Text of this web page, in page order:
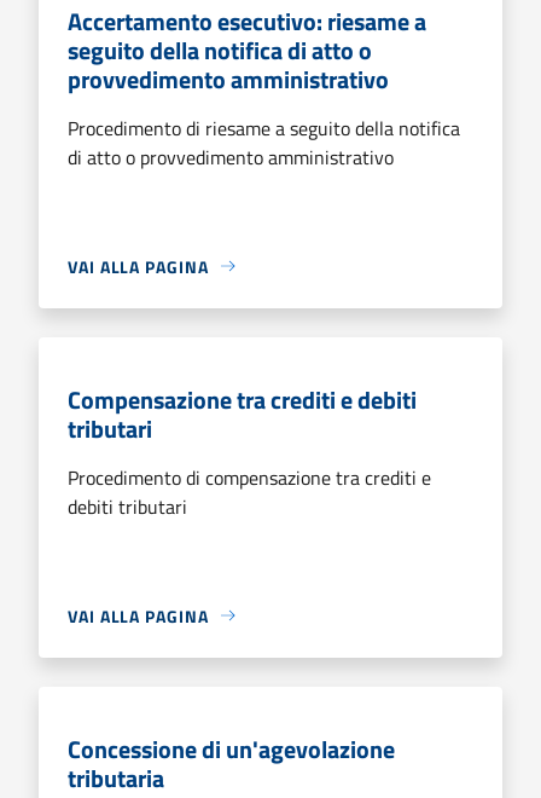
Accertamento esecutivo: riesame a
seguito della notifica di atto o
provvedimento amministrativo
Procedimento di riesame a seguito della notifica
di atto o provvedimento amministrativo
VAI ALLA PAGINA
Compensazione tra crediti e debiti
tributari
Procedimento di compensazione tra crediti e
debiti tributari
VAI ALLA PAGINA
Concessione di un'agevolazione
tributaria